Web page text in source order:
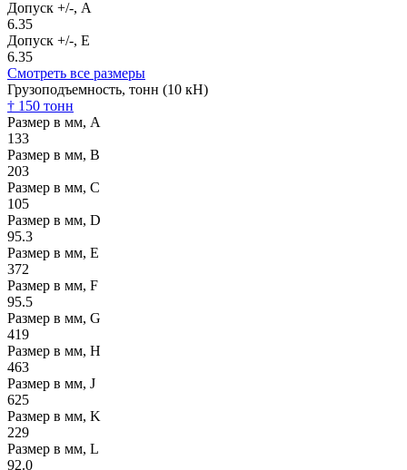
Допуск +/-, А
6.35
Допуск +/-, Е
6.35
Смотреть все размеры
Грузоподъемность, тонн (10 кН)
† 150 тонн
Размер в мм, А
133
Размер в мм, В
203
Размер в мм, С
105
Размер в мм, D
95.3
Размер в мм, E
372
Размер в мм, F
95.5
Размер в мм, G
419
Размер в мм, H
463
Размер в мм, J
625
Размер в мм, K
229
Размер в мм, L
92.0